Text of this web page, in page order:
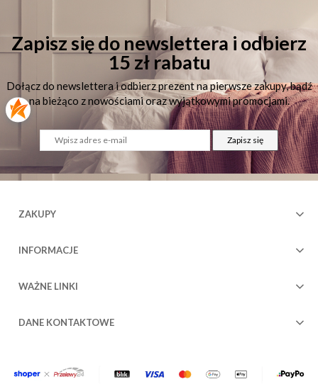
Zapisz się do newslettera i odbierz
15 zł rabatu
Dołącz do newslettera i odbierz prezent na pierwsze zakupy, bądź
na bieżąco z nowościami oraz wyjątkowymi promocjami.
Zapisz się
ZAKUPY
INFORMACJE
WAŻNE LINKI
DANE KONTAKTOWE